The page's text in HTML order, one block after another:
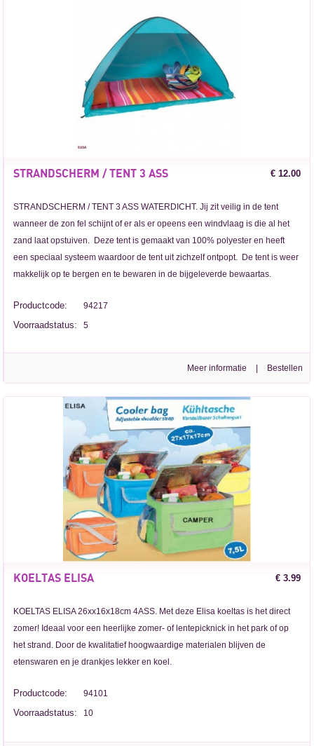
STRANDSCHERM / TENT 3 ASS € 12.00
STRANDSCHERM / TENT 3 ASS WATERDICHT. Jij zit veilig in de tent
wanneer de zon fel schijnt of er als er opeens een windvlaag is die al het
zand laat opstuiven. Deze tent is gemaakt van 100% polyester en heeft
een speciaal systeem waardoor de tent uit zichzelf ontpopt. De tent is weer
makkelijk op te bergen en te bewaren in de bijgeleverde bewaartas.
Productcode: 94217
Voorraadstatus: 5
Meer informatie |
KOELTAS ELISA € 3.99
KOELTAS ELISA 26xx16x18cm 4ASS. Met deze Elisa koeltas is het direct
zomer! Ideaal voor een heerlijke zomer- of lentepicknick in het park of op
het strand. Door de kwalitatief hoogwaardige materialen blijven de
etenswaren en je drankjes lekker en koel.
Productcode: 94101
Voorraadstatus: 10